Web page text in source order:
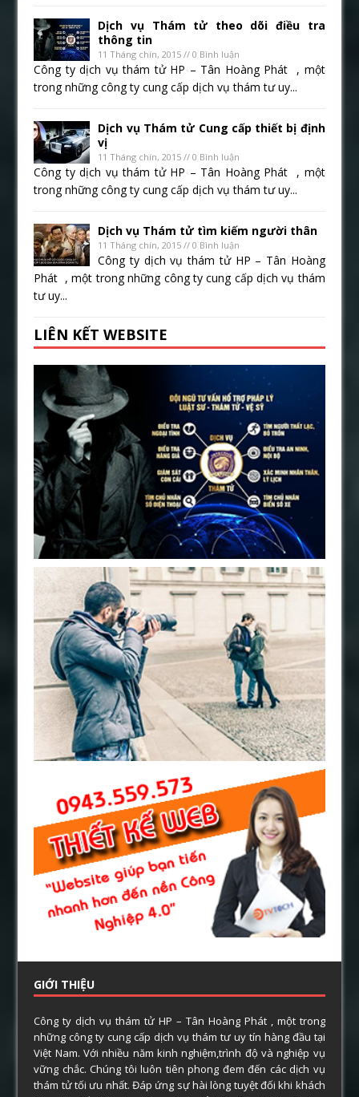
Dịch vụ Thám tử theo dõi điều tra
thông tin
11 Tháng chín, 2015 // 0 Bình luận
Công ty dịch vụ thám tử HP – Tân Hoàng Phát , một
trong những công ty cung cấp dịch vụ thám tư uy...
Dịch vụ Thám tử Cung cấp thiết bị định
vị
11 Tháng chín, 2015 // 0 Bình luận
Công ty dịch vụ thám tử HP – Tân Hoàng Phát , một
trong những công ty cung cấp dịch vụ thám tư uy...
Dịch vụ Thám tử tìm kiếm người thân
11 Tháng chín, 2015 // 0 Bình luận
Công ty dịch vụ thám tử HP – Tân Hoàng
Phát , một trong những công ty cung cấp dịch vụ thám
tư uy...
LIÊN KẾT WEBSITE
GIỚI THIỆU
Công ty dịch vụ thám tử HP – Tân Hoàng Phát , một trong
những công ty cung cấp dịch vụ thám tư uy tín hàng đầu tại
Việt Nam. Với nhiều năm kinh nghiệm,trình độ và nghiệp vụ
vững chắc. Chúng tôi luôn tiên phong đem đến các dịch vụ
thám tử tối ưu nhất. Đáp ứng sự hài lòng tuyệt đối khi khách